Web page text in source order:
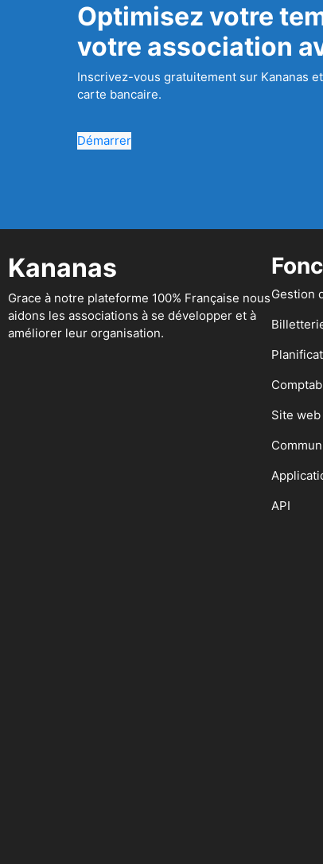
Optimisez votre
votre association
Inscrivez-vous gratuitement sur Kananas
carte bancaire.
Démarrer
Kananas
Grace à notre plateforme 100% Française nous
aidons les associations à se développer et à
améliorer leur organisation.
Gestion
Site web
API